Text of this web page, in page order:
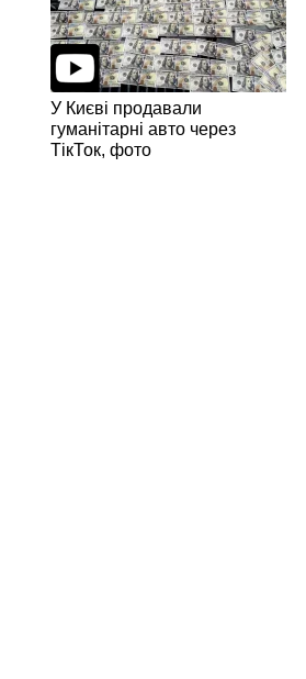
У Києві продавали
гуманітарні авто через
ТікТок, фото